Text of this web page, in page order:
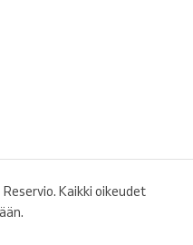
Kaikki oikeudet